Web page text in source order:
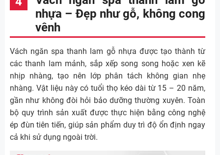
nhựa – Đẹp như gỗ, không cong
vênh
Vách ngăn spa thanh lam gỗ nhựa được tạo thành từ
các thanh lam mảnh, sắp xếp song song hoặc xen kẽ
nhịp nhàng, tạo nên lớp phân tách không gian nhẹ
nhàng. Vật liệu này có tuổi thọ kéo dài từ 15 – 20 năm,
gần như không đòi hỏi bảo dưỡng thường xuyên. Toàn
bộ quy trình sản xuất được thực hiện bằng công nghệ
ép đùn tiên tiến, giúp sản phẩm duy trì độ ổn định ngay
cả khi sử dụng ngoài trời.